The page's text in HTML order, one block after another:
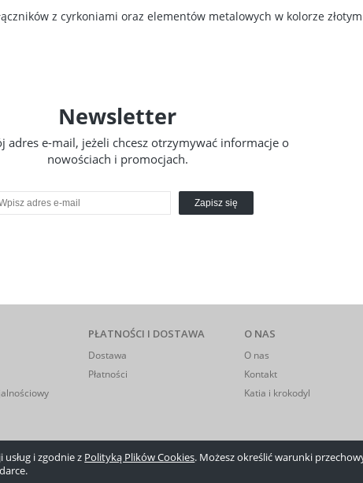
i zgodnie z Polityką Plików Cookies. Możesz określić warunki
z cyrkoniami oraz elementów metalowych w kolorze
Newsletter
adres e-mail, jeżeli chcesz otrzymywać informacje o
nowościach i promocjach.
Zapisz się
PŁATNOŚCI I DOSTAWA
Dostawa
Płatności
O NAS
O nas
Kontakt
Katia i krokodyl